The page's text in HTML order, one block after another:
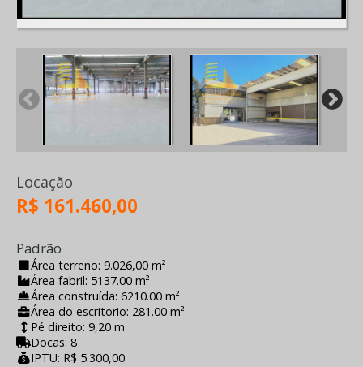
Locação
R$ 161.460,00
Padrão
Área terreno: 9.026,00 m²
Área fabril: 5137.00 m²
Área construída: 6210.00 m²
Área do escritorio: 281.00 m²
Pé direito: 9,20 m
Docas: 8
IPTU: R$ 5.300,00